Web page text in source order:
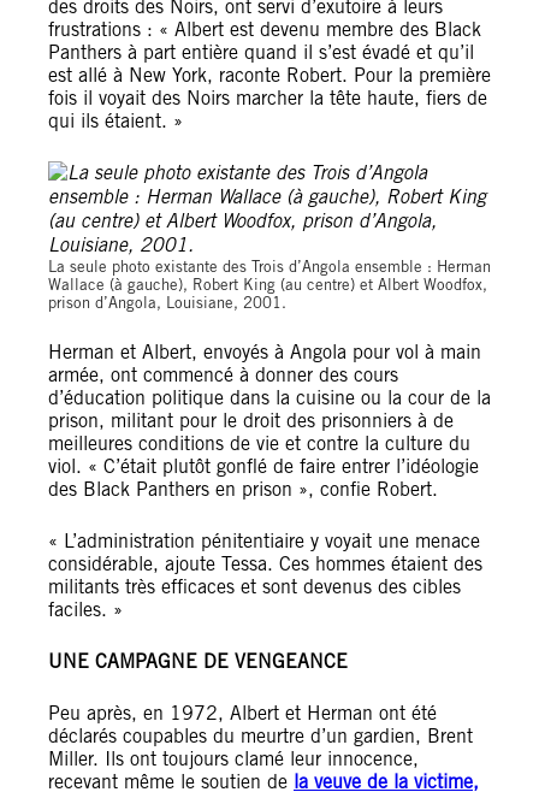
des droits des Noirs, ont servi d’exutoire à leurs
frustrations : « Albert est devenu membre des Black
Panthers à part entière quand il s’est évadé et qu’il
est allé à New York, raconte Robert. Pour la première
fois il voyait des Noirs marcher la tête haute, fiers de
qui ils étaient. »
La seule photo existante des Trois d’Angola ensemble : Herman
Wallace (à gauche), Robert King (au centre) et Albert Woodfox,
prison d’Angola, Louisiane, 2001.
Herman et Albert, envoyés à Angola pour vol à main
armée, ont commencé à donner des cours
d’éducation politique dans la cuisine ou la cour de la
prison, militant pour le droit des prisonniers à de
meilleures conditions de vie et contre la culture du
viol. « C’était plutôt gonflé de faire entrer l’idéologie
des Black Panthers en prison », confie Robert.
« L’administration pénitentiaire y voyait une menace
considérable, ajoute Tessa. Ces hommes étaient des
militants très efficaces et sont devenus des cibles
faciles. »
UNE CAMPAGNE DE VENGEANCE
Peu après, en 1972, Albert et Herman ont été
déclarés coupables du meurtre d’un gardien, Brent
Miller. Ils ont toujours clamé leur innocence,
recevant même le soutien de la veuve de la victime,